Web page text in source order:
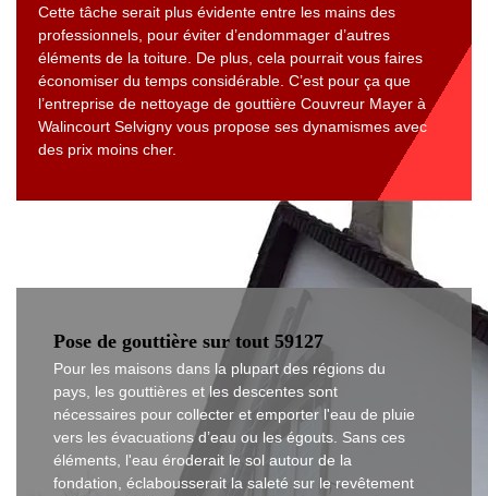
Cette tâche serait plus évidente entre les mains des
professionnels, pour éviter d’endommager d’autres
éléments de la toiture. De plus, cela pourrait vous faires
économiser du temps considérable. C’est pour ça que
l’entreprise de nettoyage de gouttière Couvreur Mayer à
Walincourt Selvigny vous propose ses dynamismes avec
des prix moins cher.
Pose de gouttière sur tout 59127
Pour les maisons dans la plupart des régions du
pays, les gouttières et les descentes sont
nécessaires pour collecter et emporter l'eau de pluie
vers les évacuations d’eau ou les égouts. Sans ces
éléments, l'eau éroderait le sol autour de la
fondation, éclabousserait la saleté sur le revêtement